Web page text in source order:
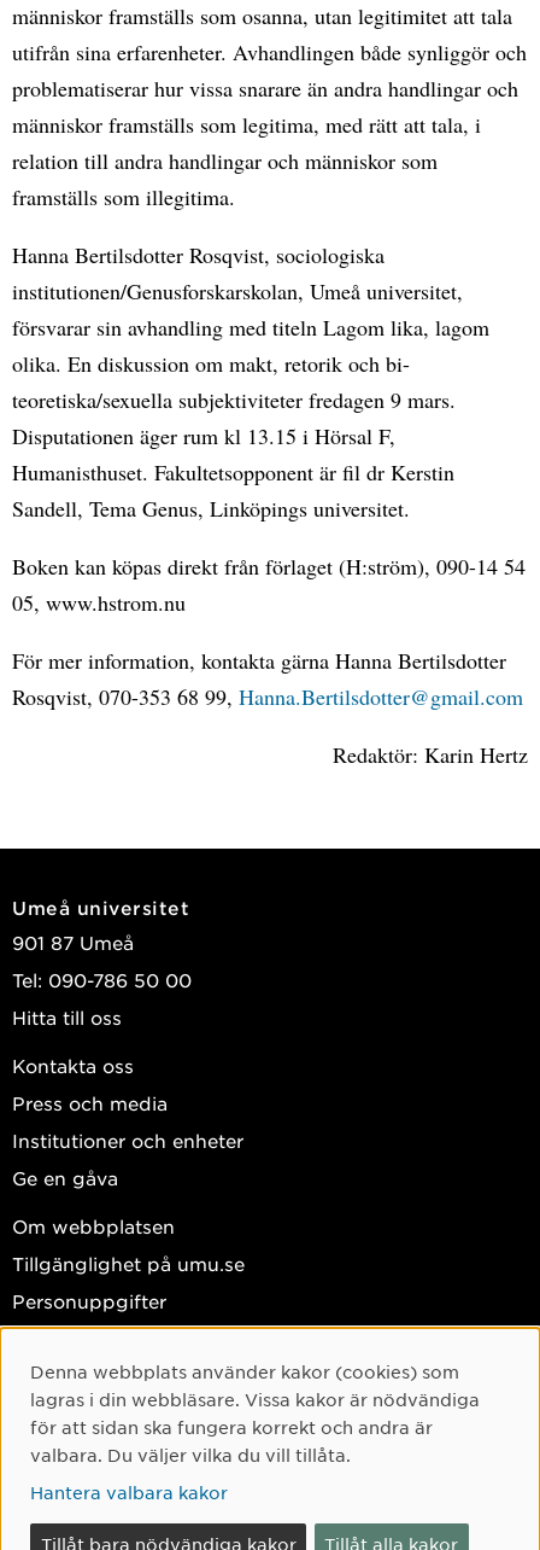
människor framställs som osanna, utan legitimitet att tala
utifrån sina erfarenheter. Avhandlingen både synliggör och
problematiserar hur vissa snarare än andra handlingar och
människor framställs som legitima, med rätt att tala, i
relation till andra handlingar och människor som
framställs som illegitima.
Hanna Bertilsdotter Rosqvist, sociologiska
institutionen/Genusforskarskolan, Umeå universitet,
försvarar sin avhandling med titeln Lagom lika, lagom
olika. En diskussion om makt, retorik och bi-
teoretiska/sexuella subjektiviteter fredagen 9 mars.
Disputationen äger rum kl 13.15 i Hörsal F,
Humanisthuset. Fakultetsopponent är fil dr Kerstin
Sandell, Tema Genus, Linköpings universitet.
Boken kan köpas direkt från förlaget (H:ström), 090-14 54
05, www.hstrom.nu
För mer information, kontakta gärna Hanna Bertilsdotter
Rosqvist, 070-353 68 99, Hanna.Bertilsdotter@gmail.com
Redaktör: Karin Hertz
Umeå universitet
901 87 Umeå
Tel: 090-786 50 00
Hitta till oss
Kontakta oss
Press och media
Institutioner och enheter
Ge en gåva
Om webbplatsen
Tillgänglighet på umu.se
Personuppgifter
Facebook
Instagram
TikTok
Youtube
LinkedIn
Cookie-samtycke
Denna webbplats använder kakor (cookies) som
lagras i din webbläsare. Vissa kakor är nödvändiga
för att sidan ska fungera korrekt och andra är
valbara. Du väljer vilka du vill tillåta.
Hantera valbara kakor
Tillåt bara nödvändiga kakor Tillåt alla kakor